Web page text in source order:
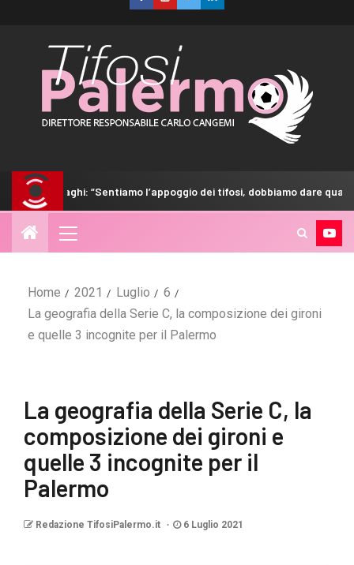
l’appoggio dei tifosi, dobbiamo dare qualcosa in più”
Home 2021 Luglio
6
La geografia della Serie C, la composizione dei gironi
e quelle 3 incognite per il Palermo
La geografia della Serie C, la
composizione dei gironi e
quelle 3 incognite per il
Palermo
Redazione TifosiPalermo.it 6 Luglio 2021